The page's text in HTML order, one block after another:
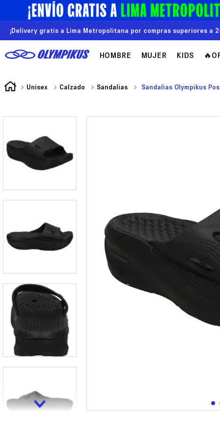
¡Delivery gratis a Lima Metropolitana por compras superiores a
HOMBRE MUJER KIDS
Unisex Calzado Sandalias Sandalias Olympikus